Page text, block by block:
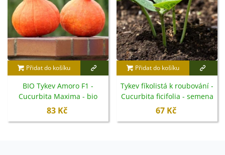
Přidat do košíku
BIO Tykev Amoro F1 -
Cucurbita Maxima - bio
semena - 5 ks
83 Kč
Přidat do košíku
Tykev fíkolistá k roubování -
Cucurbita ficifolia - semena
- 10 ks
67 Kč